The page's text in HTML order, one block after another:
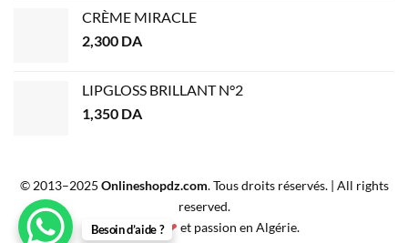
CRÈME MIRACLE
2,300 DA
LIPGLOSS BRILLANT N°2
1,350 DA
© 2013–2025 Onlineshopdz.com. Tous droits réservés. | All rights
reserved.
Créé avec ❤ et passion en Algérie.
Besoin d’aide ?